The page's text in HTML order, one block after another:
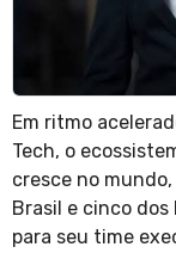
Em ritmo
Tech, o
cresce no
Brasil e cinco
para seu time